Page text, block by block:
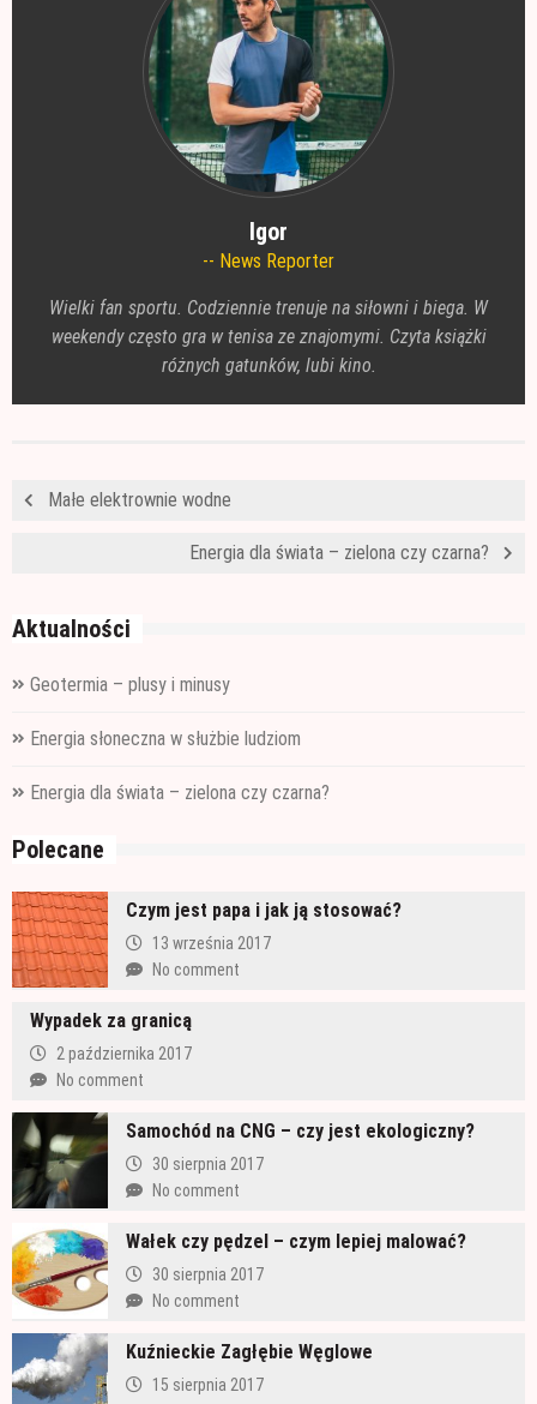
Igor
News Reporter
Wielki fan sportu. Codziennie trenuje na siłowni i biega. W
weekendy często gra w tenisa ze znajomymi. Czyta książki
różnych gatunków, lubi kino.
Małe elektrownie wodne
Energia dla świata – zielona czy czarna?
Aktualności
Geotermia – plusy i minusy
Energia słoneczna w służbie ludziom
Energia dla świata – zielona czy czarna?
Polecane
Czym jest papa i jak ją stosować?
13 września 2017
No comment
Wypadek za granicą
2 października 2017
No comment
Samochód na CNG – czy jest ekologiczny?
30 sierpnia 2017
No comment
Wałek czy pędzel – czym lepiej malować?
30 sierpnia 2017
No comment
Kuźnieckie Zagłębie Węglowe
15 sierpnia 2017